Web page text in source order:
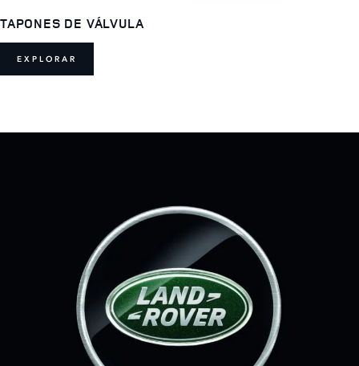
TAPONES DE VÁLVULA
EXPLORAR